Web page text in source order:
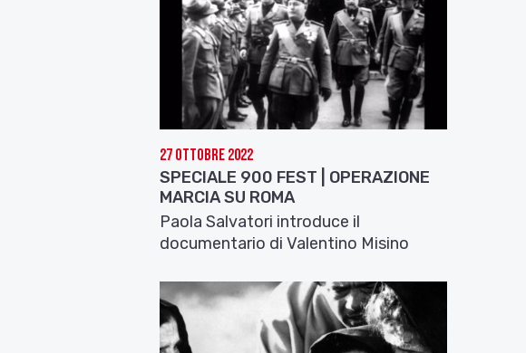
27 Ottobre 2022
SPECIALE 900 FEST | OPERAZIONE
MARCIA SU ROMA
Paola Salvatori introduce il
documentario di Valentino Misino